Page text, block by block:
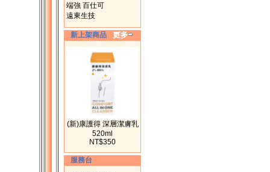
端強 百仕可
遠東生技
新上架商品
(新)康護得 深層潔膚乳
520ml
NT$350
服務台